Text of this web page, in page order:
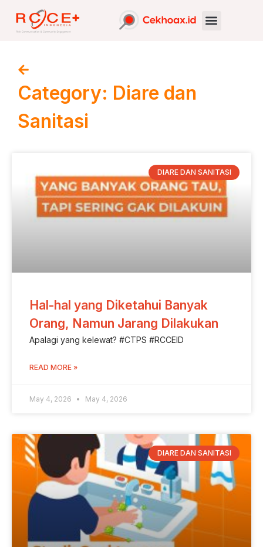
Category: Diare dan
Sanitasi
DIARE DAN SANITASI
Hal-hal yang Diketahui Banyak
Orang, Namun Jarang Dilakukan
Apalagi yang kelewat? #CTPS #RCCEID
READ MORE »
May 4, 2026 May 4, 2026
DIARE DAN SANITASI